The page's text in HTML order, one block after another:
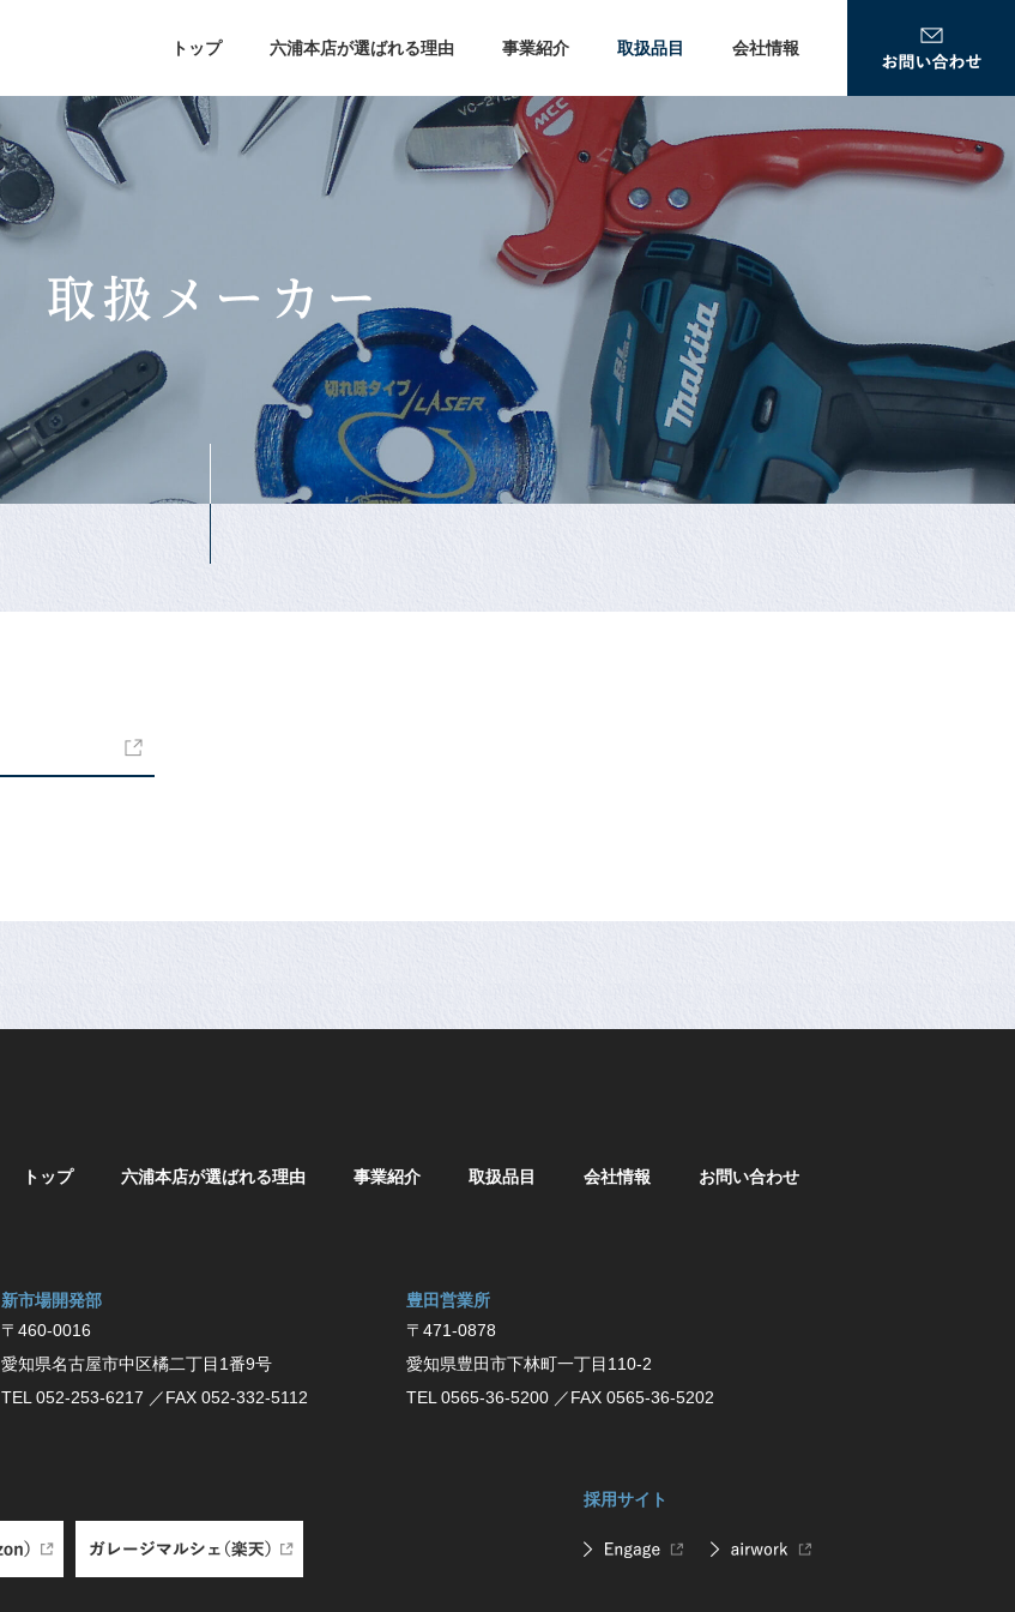
トップ 六浦本店が選ばれる理由 事業紹介 取扱品目 会社情報
トップ 六浦本店が選ばれる理由 事業紹介 取扱品目 会社情報 お問い合わせ
新市場開発部
〒460-0016
愛知県名古屋市中区橘二丁目1番9号
TEL 052-253-6217 ／FAX 052-332-5112
豊⽥営業所
〒471-0878
愛知県豊⽥市下林町⼀丁⽬110-2
TEL 0565-36-5200 ／FAX 0565-36-5202
採用サイト